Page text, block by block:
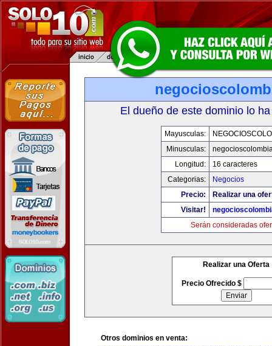
El dueño de este dominio lo
Mayusculas:
Minusculas:
Longitud:
16 caracteres
Categorias:
Negocios
Precio:
Realizar una
Visitar!
Serán consideradas
Realizar una Oferta
Precio Ofrecido $
Otros dominios en venta: